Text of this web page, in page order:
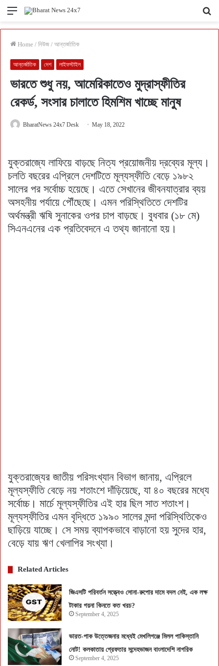
Menu
Home / নিউজ / আন্তর্জাতিক
আন্তর্জাতিক দেশ লাইফস্টাইল
ভারতে শুধু নয়, আমেরিকাতেও মুদ্রাস্ফীতির
রেকর্ড, সংসার চালাতে হিমশিম খাচ্ছে মানুষ
BharatNews 24x7 Desk May 18, 2022
যুক্তরাজ্যে লাফিয়ে বাড়ছে নিত্য প্রয়োজনীয় দ্রব্যের মূল্য।
চলতি বছরের এপ্রিলে দেশটিতে মূল্যস্ফীতি বেড়ে ১৯৮২
সালের পর সর্বোচ্চ হয়েছে। এতে সেখানের জীবনযাত্রার ব্যয়
অসহনীয় পর্যায়ে পৌঁছেছে। এমন পরিস্থিতিতে দেশটির
অর্থমন্ত্রী ঋষি সুনাকের ওপর চাপ বাড়ছে। বুধবার (১৮ মে)
সিএনএনের এক প্রতিবেদনে এ তথ্য জানানো হয়।
যুক্তরাজ্যের জাতীয় পরিসংখ্যান বিভাগ জানায়, এপ্রিলে
মূল্যস্ফীতি বেড়ে নয় শতাংশে দাঁড়িয়েছে, যা ৪০ বছরের মধ্যে
সর্বোচ্চ। মার্চে মূল্যস্ফীতির এই হার ছিল সাত শতাংশ।
মূল্যস্ফীতির এমন বৃদ্ধিতে ১৯৯০ সালের মন্দা পরিস্থিতিকেও
ছাড়িয়ে যাচ্ছে। সে সময় ব্যাপকভাবে বাড়ানো হয় সুদের হার,
বেড়ে যায় ঋণ খেলাপির সংখ্যা।
Related Articles
জিএসটি পরিবর্তন সত্ত্বেও সোনা-রুপোর দামে বদল নেই, এক লক্ষ
টাকার গয়না কিনতে কত খরচ?
September 4, 2025
ভারত-পাক উত্তেজনার মধ্যেই মেখলিগঞ্জে মিলল পাকিস্তানি
নোট! কলকাতায় গ্রেফতার সন্দেহভাজন বাংলাদেশি নাগরিক
September 4, 2025